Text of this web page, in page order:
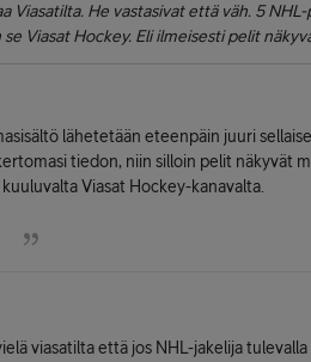
Viasatilta. He vastasivat että väh. 5
se Viasat Hockey. Eli ilmeisesti pelit
lähetetään eteenpäin juuri
tiedon, niin silloin pelit näkyvät
Viasat Hockey-kanavalta.
viasatilta että jos NHL-jakelija